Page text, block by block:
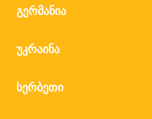
გერმანია
უკრაინა
სერბეთი